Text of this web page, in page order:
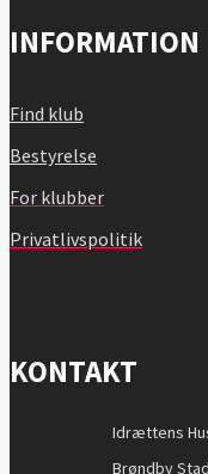
INFORMATION
Find klub
Bestyrelse
For klubber
Privatlivspolitik
KONTAKT
Idrættens
Brøndby